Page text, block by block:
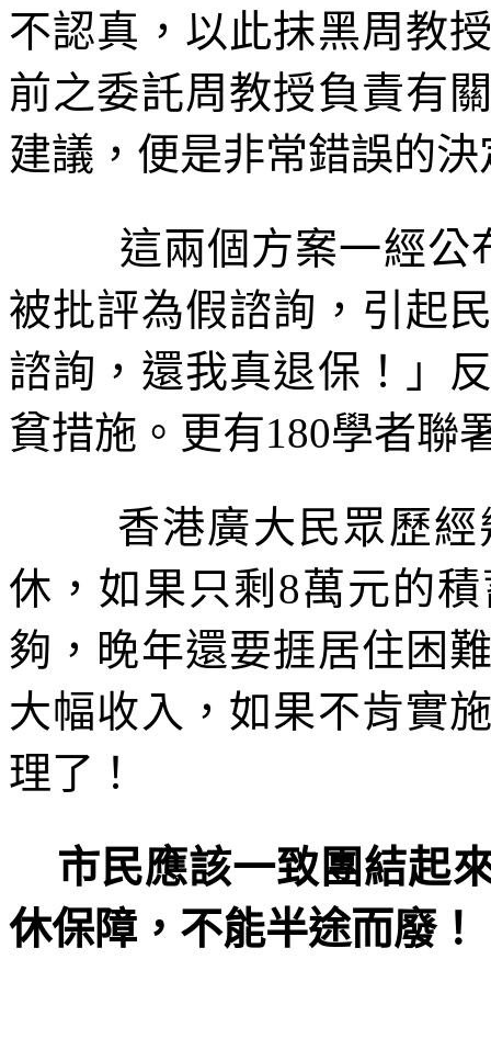
不認真，以此抹黑周教
前之委託周教授負責有
建議，便是非常錯誤的
這兩個方案一經公
被批評為假諮詢，引起
諮詢，還我真退保！」
貧措施。更有180學者聯
香港廣大民眾歷
休，如果只剩 8萬元的
夠，晚年還要捱居住困
大幅收入，如果不肯實
理了！
市民應該一致團結起
休保障，不能半途而廢！